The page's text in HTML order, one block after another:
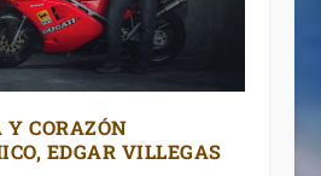
Y CORAZÓN
EDGAR VILLEGAS